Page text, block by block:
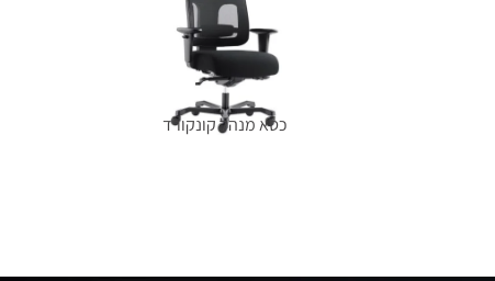
כסא מנהל קונקורד